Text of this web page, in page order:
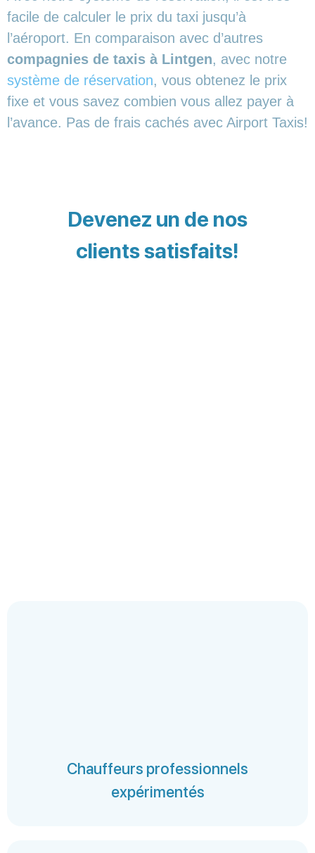
facile de calculer le prix du taxi jusqu’à
l’aéroport. En comparaison avec d’autres
compagnies de taxis à Lintgen, avec notre
système de réservation, vous obtenez le prix
fixe et vous savez combien vous allez payer à
l’avance. Pas de frais cachés avec Airport Taxis!
Devenez un de nos
clients satisfaits!
Chauffeurs professionnels
expérimentés